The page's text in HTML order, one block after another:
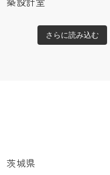
さらに読み込む
茨城県